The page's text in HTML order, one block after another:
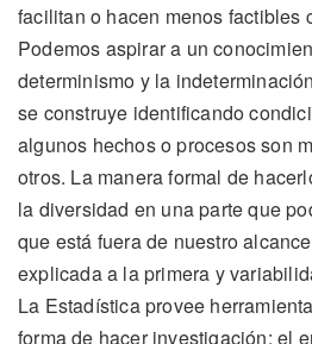
facilitan o hacen menos factibles
Podemos aspirar a un
determinismo y la
se construye identificando
algunos hechos o procesos son
otros. La manera formal de
la diversidad en una parte que
que está fuera de nuestro
explicada a la primera y
La Estadística provee
forma de hacer investigación: el